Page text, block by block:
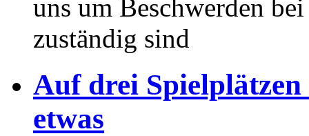
uns um Beschwerden
zuständig sind
Auf drei
etwas